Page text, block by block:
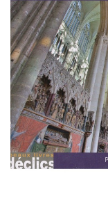
HYGIÈNE
SOINS
SANTÉ
BIEN-
ÊTRE
BÉBÉ
CULTUREL